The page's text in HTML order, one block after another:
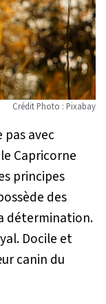
Crédit Photo : Pixabay
avec
Capricorne
principes
des
détermination.
Docile et
canin du